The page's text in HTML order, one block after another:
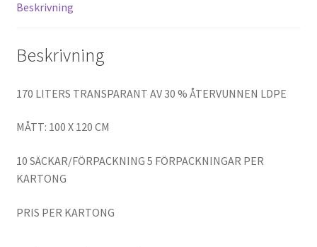
Beskrivning
Beskrivning
170 LITERS TRANSPARANT AV 30 % ÅTERVUNNEN LDPE
MÅTT: 100 X 120 CM
10 SÄCKAR/FÖRPACKNING 5 FÖRPACKNINGAR PER
KARTONG
PRIS PER KARTONG